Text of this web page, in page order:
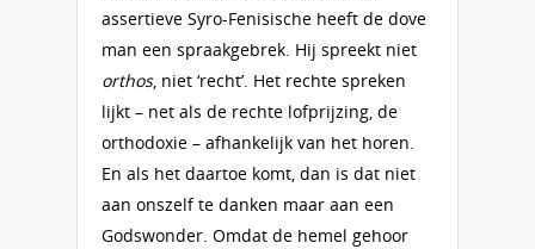
assertieve Syro-Fenisische heeft de dove
man een spraakgebrek. Hij spreekt niet
orthos, niet ‘recht’. Het rechte spreken
lijkt – net als de rechte lofprijzing, de
orthodoxie – afhankelijk van het horen.
En als het daartoe komt, dan is dat niet
aan onszelf te danken maar aan een
Godswonder. Omdat de hemel gehoor